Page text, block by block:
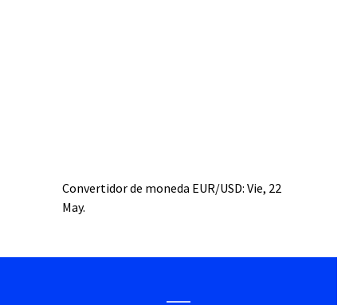
Convertidor de moneda EUR/USD: Vie, 22
May.